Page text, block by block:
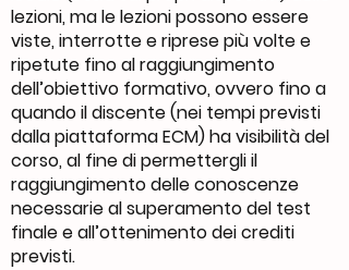
lezioni, ma le lezioni possono essere
viste, interrotte e riprese più volte e
ripetute fino al raggiungimento
dell’obiettivo formativo, ovvero fino a
quando il discente (nei tempi previsti
dalla piattaforma ECM) ha visibilità del
corso, al fine di permettergli il
raggiungimento delle conoscenze
necessarie al superamento del test
finale e all’ottenimento dei crediti
previsti.